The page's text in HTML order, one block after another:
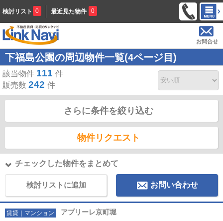
検討リスト 0 最近見た物件 0
お問合せ
下福島公園の周辺物件一覧(4ページ目)
該当物件 111 件
販売数 242 件
さらに条件を絞り込む
物件リクエスト
チェックした物件をまとめて
検討リストに追加 お問い合わせ
賃貸｜マンション アプリーレ京町堀